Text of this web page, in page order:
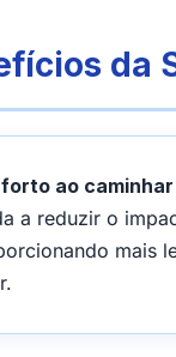
da
ao caminhar
a reduzir o
mais